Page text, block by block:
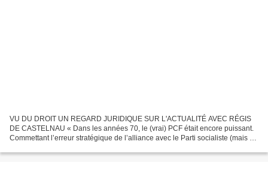
VU DU DROIT UN REGARD JURIDIQUE SUR L'ACTUALITÉ AVEC RÉGIS
DE CASTELNAU « Dans les années 70, le (vrai) PCF était encore puissant.
Commettant l’erreur stratégique de l’alliance avec le Parti socialiste (mais ce